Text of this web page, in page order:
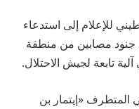
للإعلام إلى استدعاء
جنود مصابين من منطقة
تابعة لجيش الاحتلال.
المتطرف «إيتمار بن